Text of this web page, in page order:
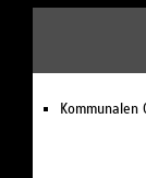
Kommunalen